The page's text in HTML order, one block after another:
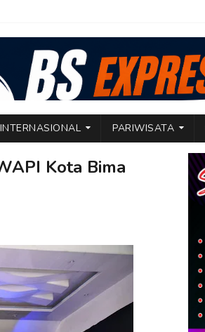
INTERNASIONAL PARIWISATA
Kota Bima